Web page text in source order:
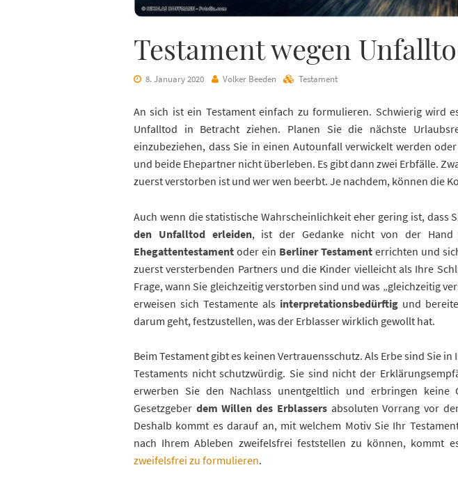
Testament wegen
8. January 2020 Volker Beeden Testament
An sich ist ein Testament einfach zu formulieren. Schwierig wird
Unfalltod in Betracht ziehen. Planen Sie die nächste
einzubeziehen, dass Sie in einen Autounfall verwickelt werden
und beide Ehepartner nicht überleben. Es gibt dann zwei Erbfälle.
zuerst verstorben ist und wer wen beerbt. Je nachdem, können die
Auch wenn die statistische Wahrscheinlichkeit eher gering ist, dass
den Unfalltod erleiden, ist der Gedanke nicht von der
Ehegattentestament oder ein Berliner Testamenterrichten und
zuerst versterbenden Partners und die Kinder vielleicht als Ihre
Frage, wann Sie gleichzeitig verstorben sind und was „gleichzeitig
erweisen sich Testamente als interpretationsbedürftig und
darum geht, festzustellen, was der Erblasser wirklich gewollt hat.
Beim Testament gibt es keinen Vertrauensschutz. Als Erbe sind Sie
Testaments nicht schutzwürdig. Sie sind nicht der
erwerben Sie den Nachlass unentgeltlich und erbringen keine
Gesetzgeber dem Willen des Erblassersabsoluten Vorrang vor
Deshalb kommt es darauf an, mit welchem Motiv Sie Ihr
nach Ihrem Ableben zweifelsfrei feststellen zu können, kommt
zweifelsfrei zu formulieren.